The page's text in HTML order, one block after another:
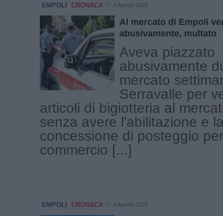
EMPOLI CRONACA 6 Agosto 2026
Al mercato di Empoli
abusivamente, multato
Aveva piazzato
abusivamente
mercato
Serravalle per
articoli di bigiotteria al
senza avere l'abilitazione e
concessione di posteggio
commercio [...]
EMPOLI CRONACA 6 Agosto 2026